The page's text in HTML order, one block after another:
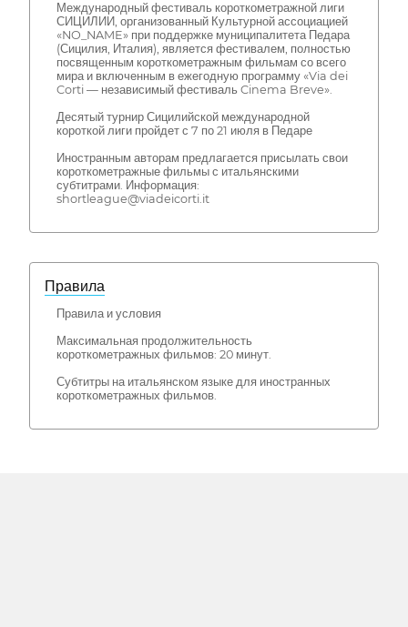
Международный фестиваль короткометражной лиги
СИЦИЛИИ, организованный Культурной ассоциацией
«NO_NAME» при поддержке муниципалитета Педара
(Сицилия, Италия), является фестивалем, полностью
посвященным короткометражным фильмам со всего
мира и включенным в ежегодную программу «Via dei
Corti — независимый фестиваль Cinema Breve».
Десятый турнир Сицилийской международной
короткой лиги пройдет с 7 по 21 июля в Педаре
Иностранным авторам предлагается присылать свои
короткометражные фильмы с итальянскими
субтитрами. Информация:
shortleague@viadeicorti.it
Правила
Правила и условия
Максимальная продолжительность
короткометражных фильмов: 20 минут.
Субтитры на итальянском языке для иностранных
короткометражных фильмов.